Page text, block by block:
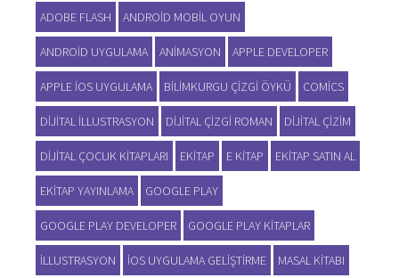
ADOBE FLASH ANDROID MOBIL OYUN
ANDROID UYGULAMA ANIMASYON APPLE DEVELOPER
APPLE IOS UYGULAMA BILIMKURGU ÇIZGI ÖYKÜ COMICS
DIJITAL ILLUSTRASYON DIJITAL ÇIZGI ROMAN DIJITAL ÇIZIM
DIJITAL ÇOCUK KITAPLARI EKITAP E KITAP EKITAP SATIN AL
EKITAP YAYINLAMA GOOGLE PLAY
GOOGLE PLAY DEVELOPER GOOGLE PLAY KITAPLAR
ILLUSTRASYON IOS UYGULAMA GELIŞTIRME MASAL KITABI